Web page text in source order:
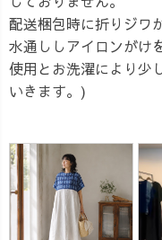
配送梱包時に折りジワ
水通ししアイロンがけ
使用とお洗濯により少
いきます。)